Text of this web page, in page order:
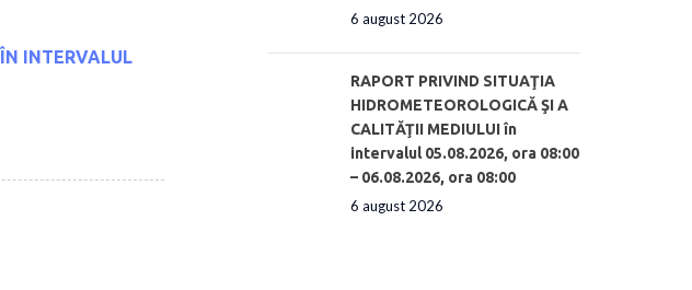
ÎN INTERVALUL
6 august 2026
RAPORT PRIVIND SITUAŢIA
HIDROMETEOROLOGICĂ ŞI A
CALITĂŢII MEDIULUI în
intervalul 05.08.2026, ora 08:00
– 06.08.2026, ora 08:00
6 august 2026